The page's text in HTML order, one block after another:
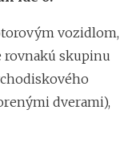
vozidlom,
rovnakú skupinu
dverami),